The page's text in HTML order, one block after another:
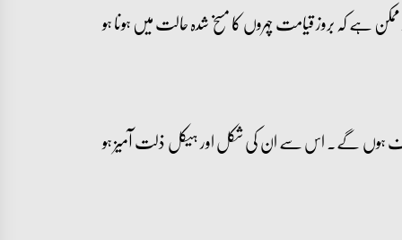
ہے کہ بروز قیامت چہروں کا مسخ شدہ حالت میں ہونا ہو
ہوں گے۔ اس سے ان کی شکل اور ہیکل ذلت آمیز ہو